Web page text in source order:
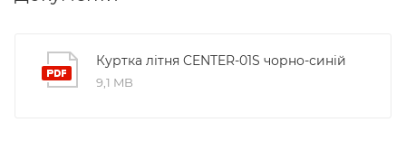
Куртка літня CENTER-01S чорно-синій
9,1 MB